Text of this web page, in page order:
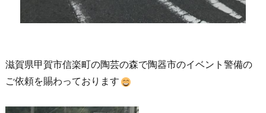
滋賀県甲賀市信楽町の陶芸の森で陶器市のイベント警備の
ご依頼を賜わっております